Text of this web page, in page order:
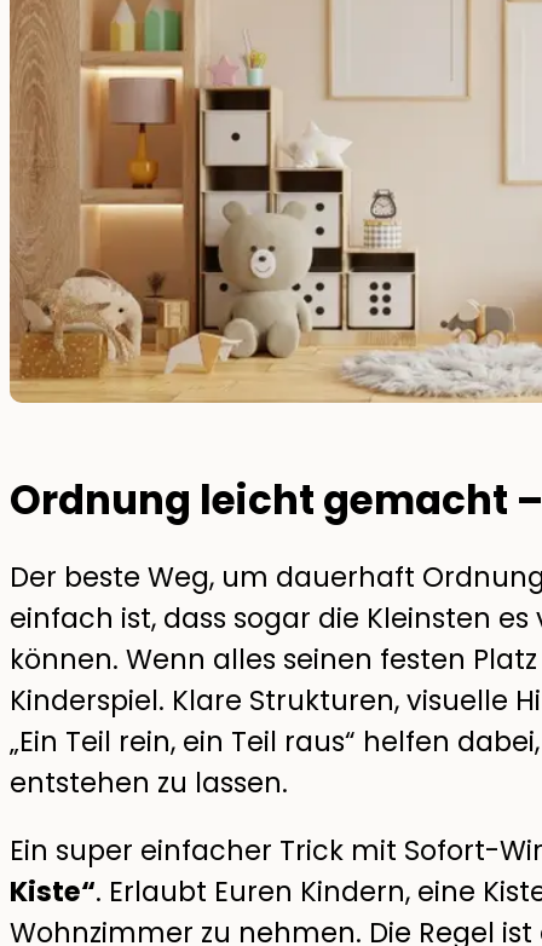
Ordnung leicht gemacht
Der beste Weg, um dauerhaft
einfach ist, dass sogar die Kleinsten
können. Wenn alles seinen festen
Kinderspiel. Klare Strukturen, visuelle
„Ein Teil rein, ein Teil raus“ helfen
entstehen zu lassen.
Ein super einfacher Trick mit Sofort-
Kiste“. Erlaubt Euren Kindern, eine
Wohnzimmer zu nehmen. Die Regel